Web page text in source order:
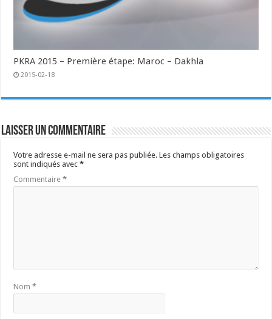
PKRA 2015 – Première étape: Maroc – Dakhla
2015-02-18
Laisser un commentaire
Votre adresse e-mail ne sera pas publiée. Les champs obligatoires
sont indiqués avec*
Commentaire*
Nom*